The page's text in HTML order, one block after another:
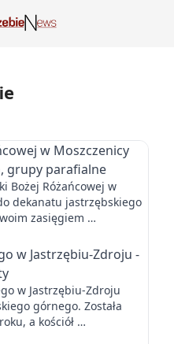
w Moszczenicy
grupy parafialne
Bożej Różańcowej w
dekanatu jastrzębskiego
zasięgiem …
w Jastrzębiu-Zdroju -
w Jastrzębiu-Zdroju
górnego. Została
a kościół …